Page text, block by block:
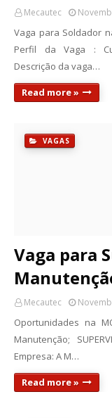
Mecautec
Vaga para Soldador
Perfil da Vaga :
Descrição da vaga…
Read more »
VAGAS
Vaga para
Mecautec
Oportunidades na
Manutenção;
Empresa: A M…
Read more »